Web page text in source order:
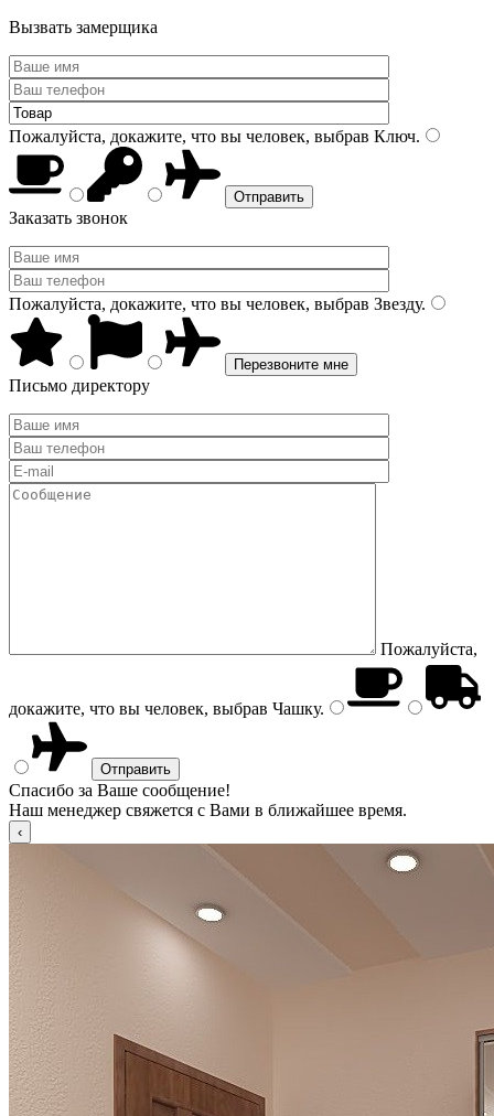
Вызвать замерщика
Пожалуйста, докажите, что вы человек, выбрав Ключ.
Заказать звонок
Пожалуйста, докажите, что вы человек, выбрав Звезду.
Письмо директору
Пожалуйста,
докажите, что вы человек, выбрав Чашку.
Спасибо за Ваше сообщение!
Наш менеджер свяжется с Вами в ближайшее время.